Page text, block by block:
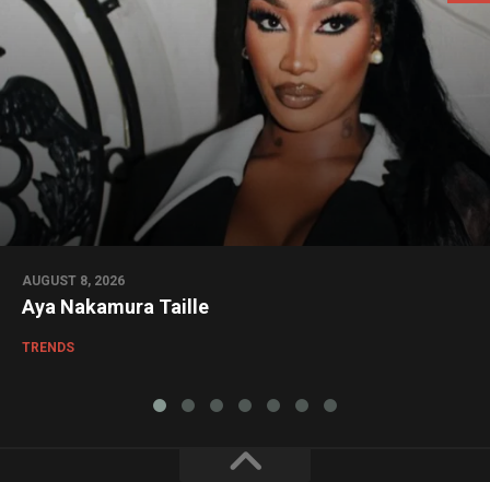
AUGUST 8, 2026
Aya Nakamura Taille
TRENDS